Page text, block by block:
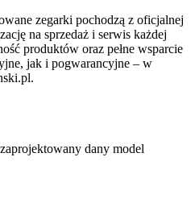
zegarki pochodzą z oficjalnej
na sprzedaż i serwis każdej
produktów oraz pełne wsparcie
jak i pogwarancyjne – w
dany model